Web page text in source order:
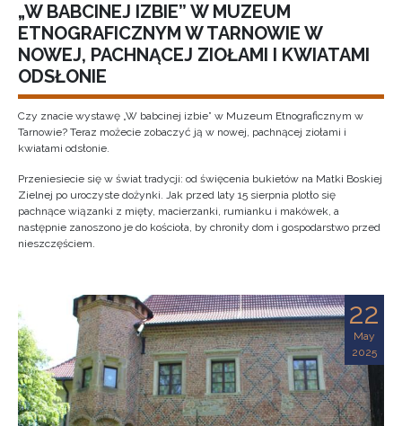
„W BABCINEJ IZBIE” W MUZEUM
ETNOGRAFICZNYM W TARNOWIE W
NOWEJ, PACHNĄCEJ ZIOŁAMI I KWIATAMI
ODSŁONIE
Czy znacie wystawę „W babcinej izbie” w Muzeum Etnograficznym w
Tarnowie? Teraz możecie zobaczyć ją w nowej, pachnącej ziołami i
kwiatami odsłonie.
Przeniesiecie się w świat tradycji: od święcenia bukietów na Matki Boskiej
Zielnej po uroczyste dożynki. Jak przed laty 15 sierpnia plotło się
pachnące wiązanki z mięty, macierzanki, rumianku i makówek, a
następnie zanoszono je do kościoła, by chroniły dom i gospodarstwo przed
nieszczęściem.
22
May
2025